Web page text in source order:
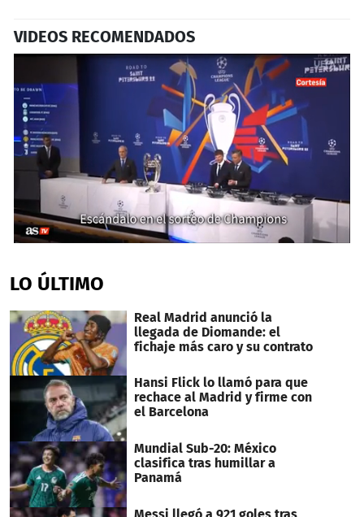
VIDEOS RECOMENDADOS
of
2
14
seconds
LO ÚLTIMO
Real Madrid anunció la
llegada de Diomande: el
fichaje más caro y su contrato
Hansi Flick lo llamó para que
rechace al Madrid y firme con
el Barcelona
Mundial Sub-20: México
clasifica tras humillar a
Panamá